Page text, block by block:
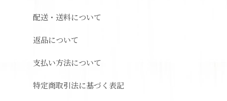
配送・送料について
返品について
支払い方法について
特定商取引法に基づく表記